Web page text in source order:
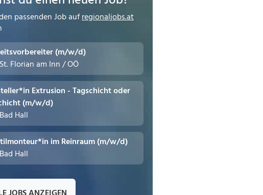
passenden Job aufregionaljobs.at
(m/w/d)
St. Florian am Inn / OÖ
Extrusion - Tagschicht oder
(m/w/d)
Bad Hall
im Reinraum (m/w/d)
Bad Hall